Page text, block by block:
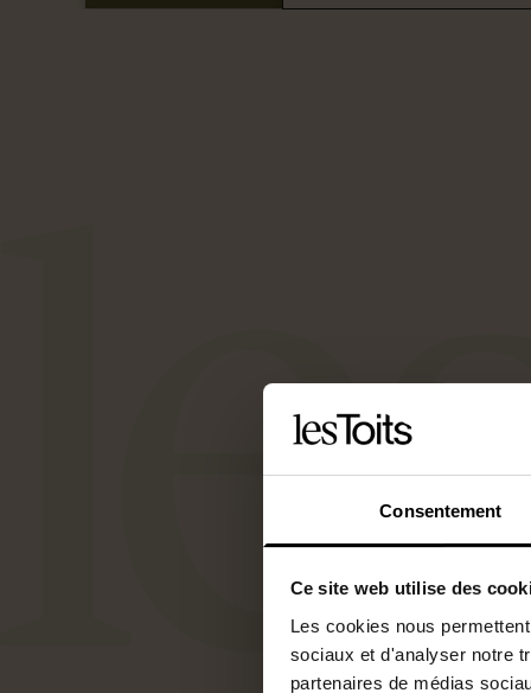
Consentement
Ce site web utilise des
Les cookies nous
sociaux et d'analyser notre
partenaires de médias